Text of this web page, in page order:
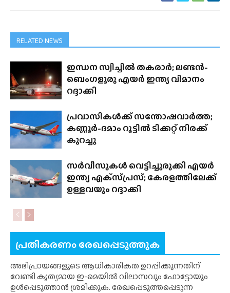
RELATED NEWS
ഇന്ധന സ്വിച്ചിൽ തകരാർ; ലണ്ടൻ-
ബെംഗളൂരു എയർ ഇന്ത്യ വിമാനം
റദ്ദാക്കി
പ്രവാസികൾക്ക് സന്തോഷവാർത്ത;
കണ്ണൂർ-ദമാം റൂട്ടിൽ ടിക്കറ്റ് നിരക്ക്
കുറച്ചു
സർവീസുകൾ വെട്ടിച്ചുരുക്കി എയർ
ഇന്ത്യ എക്‌സ്‌പ്രസ്; കേരളത്തിലേക്ക്
ഉള്ളവയും റദ്ദാക്കി
പ്രതികരണം രേഖപ്പെടുത്തുക
അഭിപ്രായങ്ങളുടെ ആധികാരികത ഉറപ്പിക്കുന്നതിന്
വേണ്ടി കൃത്യമായ ഇ-മെയിൽ വിലാസവും ഫോട്ടോയും
ഉൾപ്പെടുത്താൻ ശ്രമിക്കുക. രേഖപ്പെടുത്തപ്പെടുന്ന